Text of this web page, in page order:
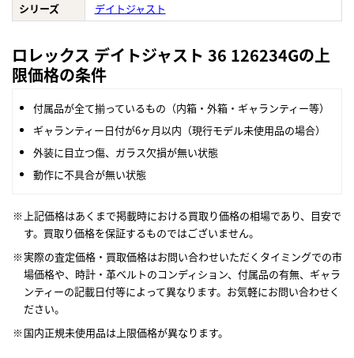
シリーズ
デイトジャスト
ロレックス デイトジャスト 36 126234Gの上
限価格の条件
付属品が全て揃っているもの（内箱・外箱・ギャランティー等）
ギャランティー日付が6ヶ月以内（現行モデル未使用品の場合）
外装に目立つ傷、ガラス欠損が無い状態
動作に不具合が無い状態
上記価格はあくまで掲載時における買取り価格の相場であり、目安で
す。買取り価格を保証するものではございません。
実際の査定価格・買取価格はお問い合わせいただくタイミングでの市
場価格や、時計・革ベルトのコンディション、付属品の有無、ギャラ
ンティーの記載日付等によって異なります。お気軽にお問い合わせく
ださい。
国内正規未使用品は上限価格が異なります。